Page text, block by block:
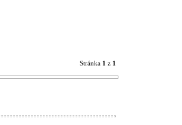
Stránka 1 z 1